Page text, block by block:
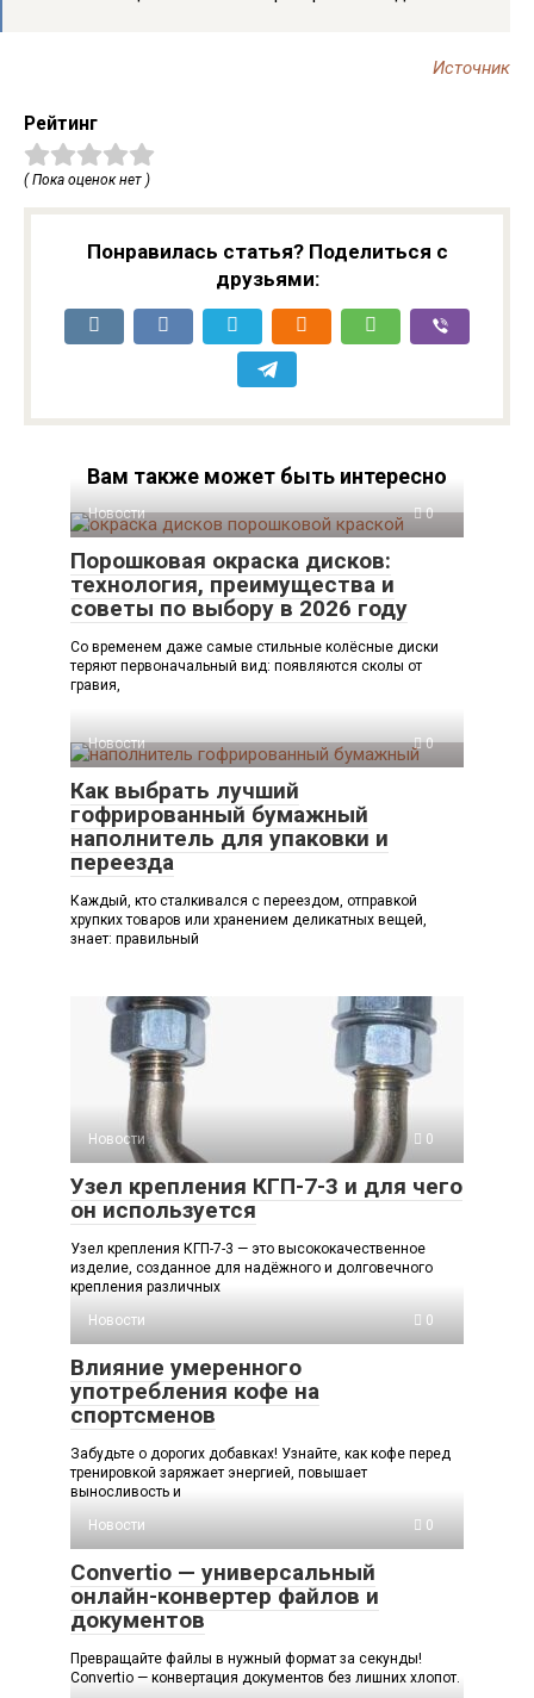
Источник
Рейтинг
( Пока оценок нет )
Понравилась статья? Поделиться с
друзьями:
Вам также может быть интересно
Новости 0
Порошковая окраска дисков:
технология, преимущества и
советы по выбору в 2026 году
Со временем даже самые стильные колёсные диски
теряют первоначальный вид: появляются сколы от
гравия,
Новости 0
Как выбрать лучший
гофрированный бумажный
наполнитель для упаковки и
переезда
Каждый, кто сталкивался с переездом, отправкой
хрупких товаров или хранением деликатных вещей,
знает: правильный
Новости 0
Узел крепления КГП-7-3 и для чего
он используется
Узел крепления КГП-7-3 — это высококачественное
изделие, созданное для надёжного и долговечного
крепления различных
Новости
0
Влияние умеренного
употребления кофе на
спортсменов
Забудьте о дорогих добавках! Узнайте, как кофе перед
тренировкой заряжает энергией, повышает
выносливость и
Новости
0
Convertio — универсальный
онлайн-конвертер файлов и
документов
Превращайте файлы в нужный формат за секунды!
Convertio — конвертация документов без лишних хлопот.